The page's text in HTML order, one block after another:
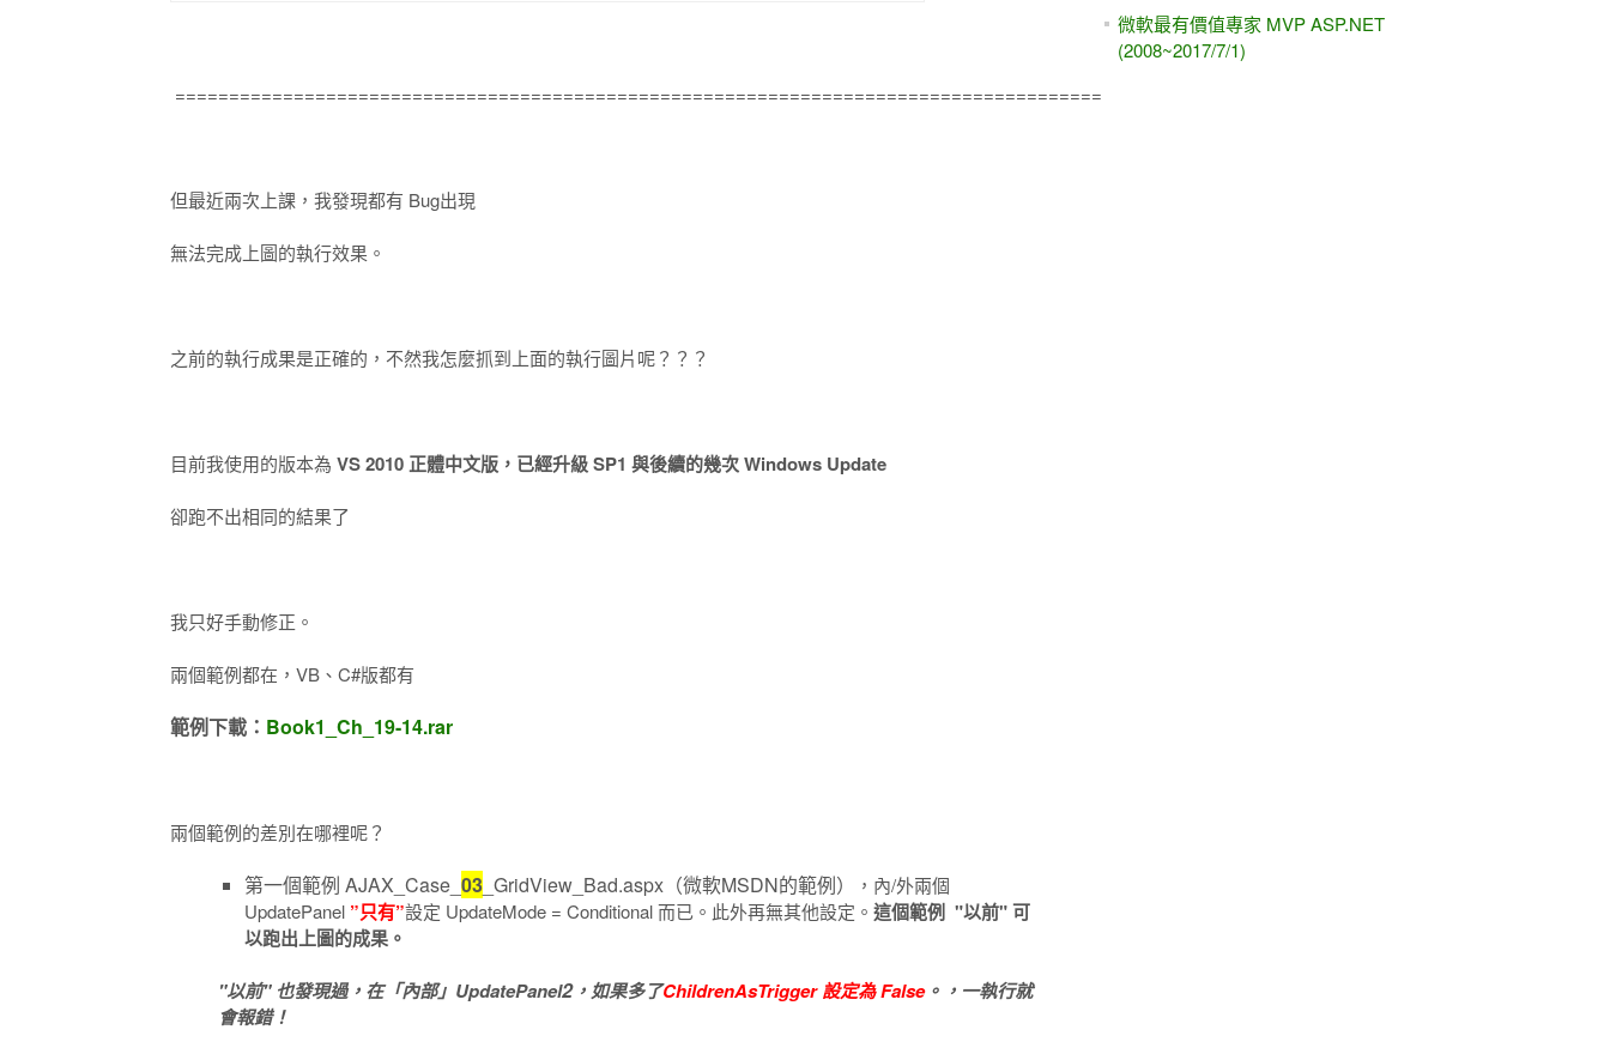
======================================================================================
但最近兩次上課，我發現都有 Bug出現
無法完成上圖的執行效果。
之前的執行成果是正確的，不然我怎麼抓到上面的執行圖片呢？？？
目前我使用的版本為 VS 2010 正體中文版，已經升級 SP1 與後續的幾次 Windows Update
卻跑不出相同的結果了
我只好手動修正。
兩個範例都在，VB、C#版都有
範例下載： Book1_Ch_19-14.rar
兩個範例的差別在哪裡呢？
第一個範例 AJAX_Case_ 03 _GridView_Bad.aspx（微軟MSDN的範例）
，內/外兩個
UpdatePanel ”只有”設定 UpdateMode = Conditional 而已。此外再無其他設定。 這個範例 "以前" 可
以跑出上圖的成果。
"以前" 也發現過，在「內部」UpdatePanel2，如果多了ChildrenAsTrigger 設定為 False。，一執行就
會報錯！
微軟最有價值專家 MVP ASP.NET
(2008~2017/7/1)